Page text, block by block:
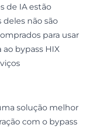
de IA estão
não são
para usar
bypass HIX
solução melhor
com o bypass